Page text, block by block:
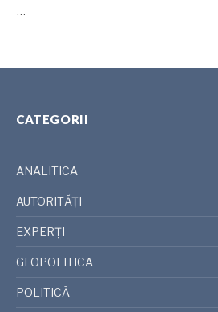
…
CATEGORII
ANALITICA
AUTORITĂȚI
EXPERȚI
GEOPOLITICA
POLITICĂ